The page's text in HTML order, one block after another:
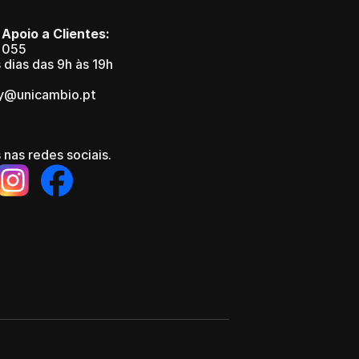
a Clientes:
das 9h às 19h
redes sociais.